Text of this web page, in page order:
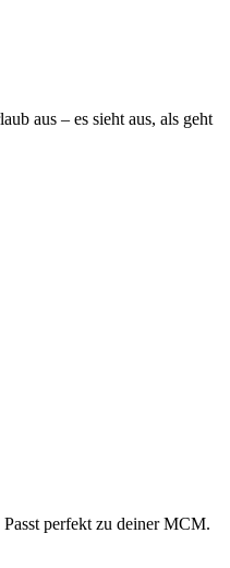
aus – es sieht aus, als geht
perfekt zu deiner MCM.